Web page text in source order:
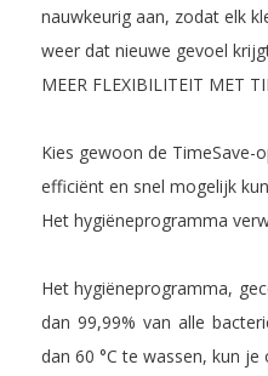
nauwkeurig aan, zodat elk
weer dat nieuwe gevoel
MEER FLEXIBILITEIT MET
Kies gewoon de
efficiënt en snel mogelijk
Het hygiëneprogramma
Het hygiëneprogramma,
dan 99,99% van alle
dan 60 °C te wassen, kun